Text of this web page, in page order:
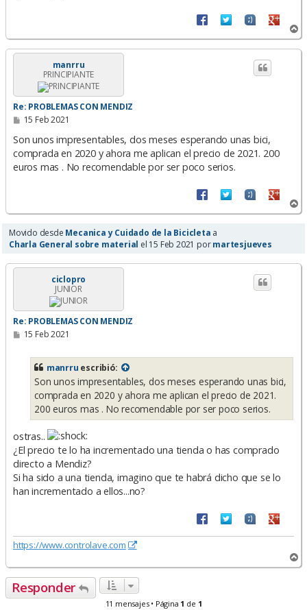
r
r
manrru
PRINCIPIANTE
Re: PROBLEMAS CON MENDIZ
M
n
a
j
15 Feb 2021
Son unos impresentables, dos meses esperando unas bici,
comprada en 2020 y ahora me aplican el precio de 2021. 200
euros mas . No recomendable por ser poco serios.
r
a
Movido desde Mecanica y Cuidado de la Bicicleta a
Charla General sobre material el 15 Feb 2021 pormartesjueves
ciclopro
JUNIOR
Re: PROBLEMAS CON MENDIZ
M15 Feb 2021
manrru escribió:
Son unos impresentables, dos meses esperando unas bici,
comprada en 2020 y ahora me aplican el precio de 2021.
200 euros mas . No recomendable por ser poco serios.
ostras..
¿El precio te lo ha incrementado una tienda o has comprado
directo a Mendiz?
Si ha sido a una tienda, imagino que te habrá dicho que se lo
han incrementado a ellos...no?
https://www.controlave.com
r
Responder
11 mensajes • Página 1 de 1